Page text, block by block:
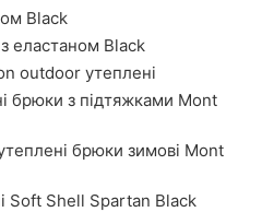
Black
еластаном Black
outdoor утеплені
брюки з підтяжками Mont
брюки зимові Mont
Soft Shell Spartan Black